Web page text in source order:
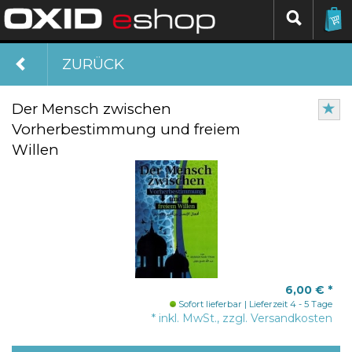
ZURÜCK
Der Mensch zwischen
Vorherbestimmung und freiem
Willen
6,00 € *
Sofort lieferbar Lieferzeit 4 - 5 Tage
* inkl. MwSt., zzgl. Versandkosten